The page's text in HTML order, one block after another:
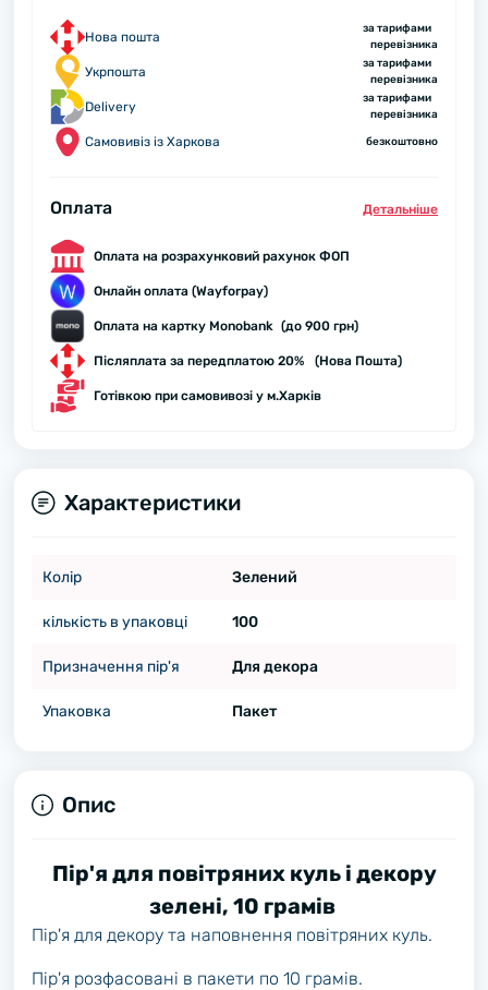
Нова пошта
за тарифами
перевізника
Укрпошта
за тарифами
перевізника
Delivery
за тарифами
перевізника
Самовивіз із Харкова безкоштовно
Оплата Детальнiше
Оплата на розрахунковий рахунок ФОП
Онлайн оплата (Wayforpay)
Оплата на картку Monobank (до 900 грн)
Післяплата за передплатою 20% (Нова Пошта)
Готівкою при самовивозі у м.Харків
Характеристики
Колір Зелений
кількість в упаковці 100
Призначення пір'я Для декора
Упаковка Пакет
Опис
Пір'я для повітряних куль і декору
зелені, 10 грамів
Пір'я для декору та наповнення повітряних куль.
Пір'я розфасовані в пакети по 10 грамів.